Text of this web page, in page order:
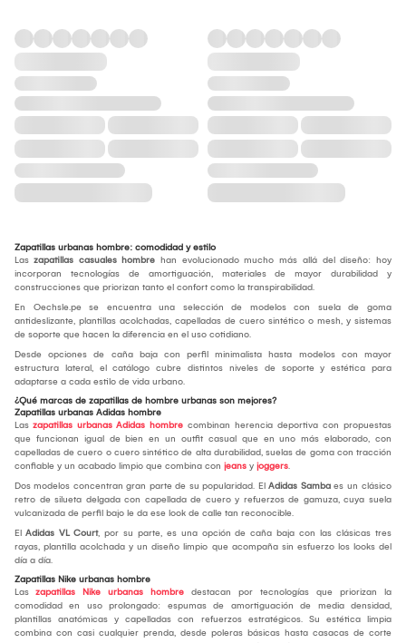
Zapatillas urbanas hombre: comodidad y estilo
Las zapatillas casuales hombre han evolucionado mucho más allá del diseño: hoy
incorporan tecnologías de amortiguación, materiales de mayor durabilidad y
construcciones que priorizan tanto el confort como la transpirabilidad.
En Oechsle.pe se encuentra una selección de modelos con suela de goma
antideslizante, plantillas acolchadas, capelladas de cuero sintético o mesh, y sistemas
de soporte que hacen la diferencia en el uso cotidiano.
Desde opciones de caña baja con perfil minimalista hasta modelos con mayor
estructura lateral, el catálogo cubre distintos niveles de soporte y estética para
adaptarse a cada estilo de vida urbano.
¿Qué marcas de zapatillas de hombre urbanas son mejores?
Zapatillas urbanas Adidas hombre
Las zapatillas urbanas Adidas hombre combinan herencia deportiva con propuestas
que funcionan igual de bien en un outfit casual que en uno más elaborado, con
capelladas de cuero o cuero sintético de alta durabilidad, suelas de goma con tracción
confiable y un acabado limpio que combina con jeans y joggers.
Dos modelos concentran gran parte de su popularidad. El Adidas Samba es un clásico
retro de silueta delgada con capellada de cuero y refuerzos de gamuza, cuya suela
vulcanizada de perfil bajo le da ese look de calle tan reconocible.
El Adidas VL Court, por su parte, es una opción de caña baja con las clásicas tres
rayas, plantilla acolchada y un diseño limpio que acompaña sin esfuerzo los looks del
día a día.
Zapatillas Nike urbanas hombre
Las zapatillas Nike urbanas hombre destacan por tecnologías que priorizan la
comodidad en uso prolongado: espumas de amortiguación de media densidad,
plantillas anatómicas y capelladas con refuerzos estratégicos. Su estética limpia
combina con casi cualquier prenda, desde poleras básicas hasta casacas de corte